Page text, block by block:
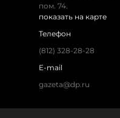
пом. 74.
показать на карте
Телефон
(812) 328-28-28
E-mail
gazeta@dp.ru